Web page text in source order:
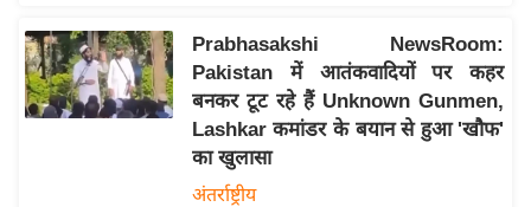
त
वि
शे
Prabhasakshi NewsRoom:
Pakistan में आतंकवादियों पर कहर
बनकर टूट रहे हैं Unknown Gunmen,
Lashkar कमांडर के बयान से हुआ 'खौफ'
का खुलासा
अंतर्राष्ट्रीय